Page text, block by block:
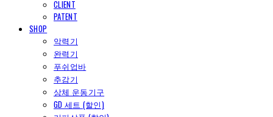
CLIENT
PATENT
SHOP
악력기
완력기
푸쉬업바
추감기
상체 운동기구
GD 세트 (할인)